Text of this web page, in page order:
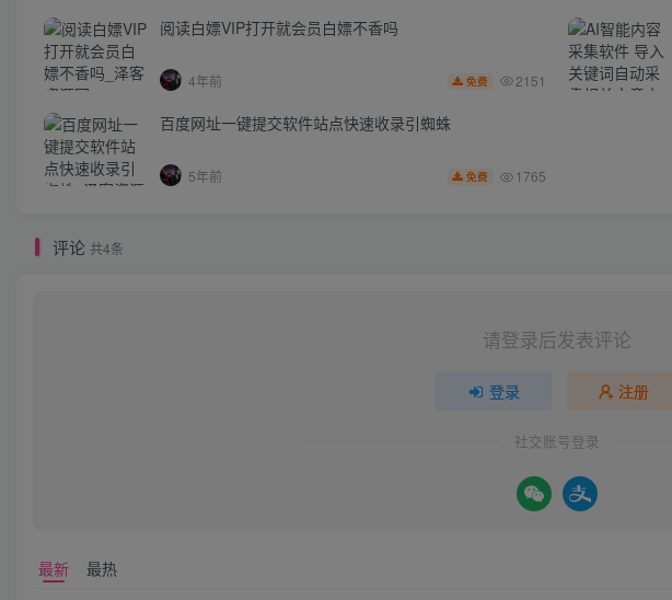
阅读白嫖VIP打开就会员白嫖不香吗
4年前 免费 2151
百度网址一键提交软件站点快速收录引蜘蛛
5年前 免费 1765
评论 共4条
请登录后发表评论
登录 注册
社交账号登录
最新 最热